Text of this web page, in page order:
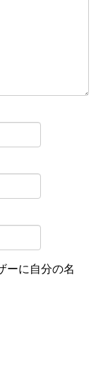
ーに自分の名